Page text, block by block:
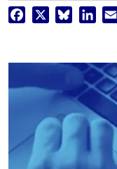
Facebook Bluesky